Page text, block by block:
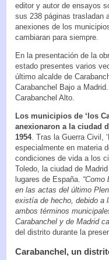
editor y autor de ensayos
sus 238 páginas trasladan
anexiones de los
cambiaran para siempre.
En la presentación de la
estado presentes varios
último alcalde de
Carabanchel Bajo a
Carabanchel Alto.
Los municipios de ‘los
anexionaron a la ciudad
1954. Tras la Guerra Civil,
especialmente en materia
condiciones de vida a los
Toledo, la ciudad de
lugares de España.
en las actas del último
existía de hecho, debido a
ambos términos
Carabanchel y de Madrid
del distrito durante la
Carabanchel, un